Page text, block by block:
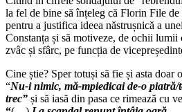
la fel de bine să înțeleg că Florin File de
pentru a justifica ideea năstrușnică a
Constanța și să motiveze, de ochii lumii
zvâc și sfârc, pe funcția de
Cine știe? Sper totuși să fie și asta doar
“Nu-i nimic, mă-mpiedicai de-o piatră/
trec” și să iasă din pasa ce rimează cu